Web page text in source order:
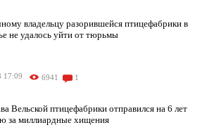
владельцу разорившейся птицефабрики в
не удалось уйти от тюрьмы
17:09 6941 1
Вельской птицефабрики отправился на 6 лет
за миллиардные хищения